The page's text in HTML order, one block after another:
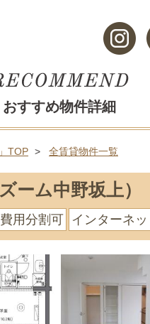
おすすめ物件詳細
TOP 全賃貸物件一覧
ーム中野坂上）
用分割可 インターネ